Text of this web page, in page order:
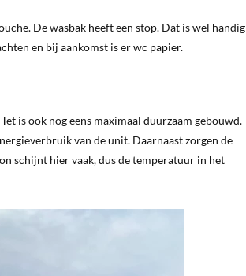
De wasbak heeft een stop. Dat is wel handig
en bij aankomst is er wc papier.
is ook nog eens maximaal duurzaam gebouwd.
van de unit. Daarnaast zorgen de
schijnt hier vaak, dus de temperatuur in het